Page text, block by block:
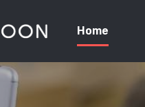
Home